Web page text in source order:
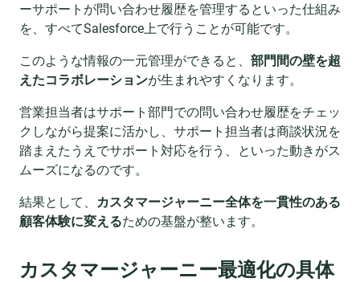
ーサポートが問い合わせ履歴を管理するといった仕組み
を、すべてSalesforce上で行うことが可能です。
このような情報の一元管理ができると、 部門間の壁を超
えたコラボレーションが生まれやすくなります。
営業担当者はサポート部門での問い合わせ履歴をチェッ
クしながら提案に活かし、サポート担当者は商談状況を
踏まえたうえでサポート対応を行う、といった動きがス
ムーズになるのです。
結果として、
カスタマージャーニー全体を一貫性のある
顧客体験に変えるための基盤が整います。
カスタマージャーニー最適化の具体